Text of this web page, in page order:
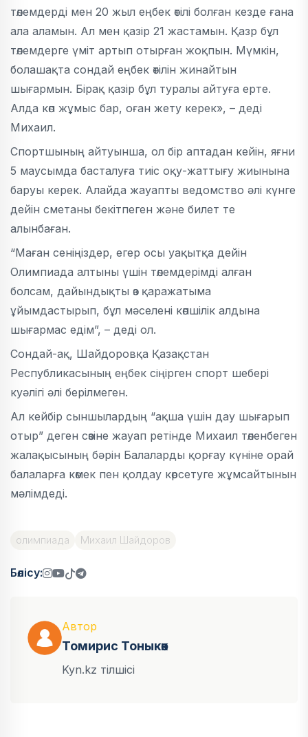
төлемдерді мен 20 жыл еңбек өтілі болған кезде ғана
ала аламын. Ал мен қазір 21 жастамын. Қазр бұл
төлемдерге үміт артып отырған жоқпын. Мүмкін,
болашақта сондай еңбек өтілін жинайтын
шығармын. Бірақ қазір бұл туралы айтуға ерте.
Алда көп жұмыс бар, оған жету керек», – деді
Михаил.
Спортшының айтуынша, ол бір аптадан кейін, яғни
5 маусымда басталуға тиіс оқу-жаттығу жиынына
баруы керек. Алайда жауапты ведомство әлі күнге
дейін сметаны бекітпеген және билет те
алынбаған.
“Маған сеніңіздер, егер осы уақытқа дейін
Олимпиада алтыны үшін төлемдерімді алған
болсам, дайындықты өз қаражатыма
ұйымдастырып, бұл мәселені көпшілік алдына
шығармас едім”, – деді ол.
Сондай-ақ, Шайдоровқа Қазақстан
Республикасының еңбек сіңірген спорт шебері
куәлігі әлі берілмеген.
Ал кейбір сыншылардың “ақша үшін дау шығарып
отыр” деген сөзіне жауап ретінде Михаил төленбеген
жалақысының бәрін Балаларды қорғау күніне орай
балаларға көмек пен қолдау көрсетуге жұмсайтынын
мәлімдеді.
олимпиада Михаил Шайдоров
Бөлісу:
Автор
Томирис Тоныкөк
Kyn.kz тілшісі